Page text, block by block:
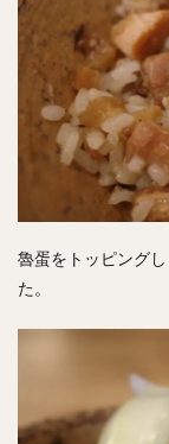
魯蛋をトッピング
た。